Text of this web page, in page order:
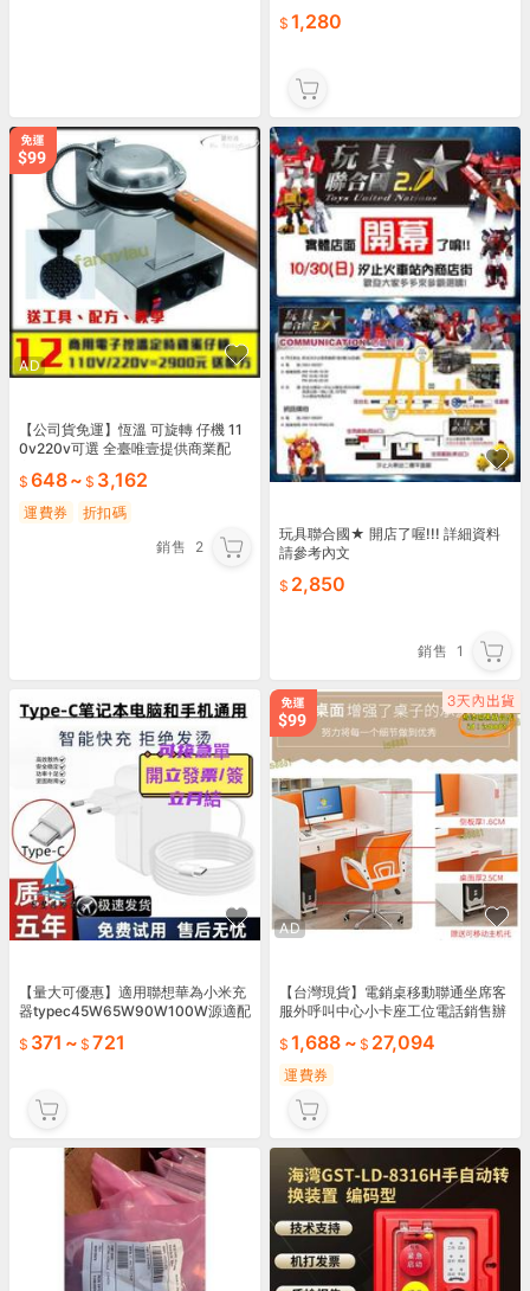
1,280
AD
【公司貨免運】恆溫 可旋轉 仔機 11
0v220v可選 全臺唯壹提供商業配
商648~ 3,162
運費券
折扣碼
銷售
2
玩具聯合國★ 開店了喔!!! 詳細資料
請參考內文
2,850
銷售 1
【量大可優惠】適用聯想華為小米充
器typec45W65W90W100W源適配
371 ~ 721
AD
【台灣現貨】電銷桌移動聯通坐席客
服外呼叫中心小卡座工位電話銷售辦
1,688 ~ 27,094
運費券